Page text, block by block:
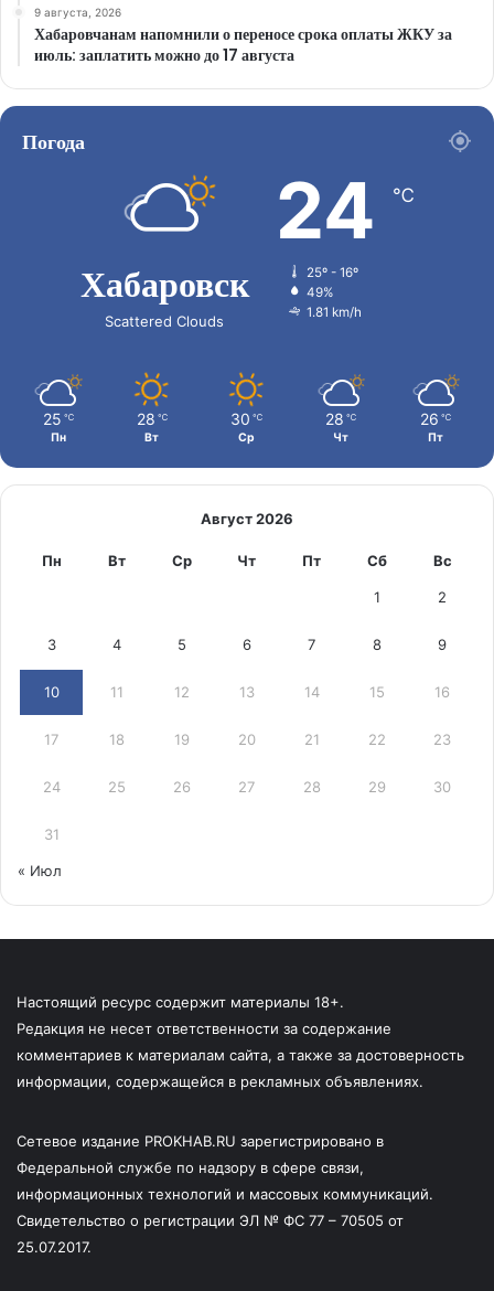
9 августа, 2026
Хабаровчанам напомнили о переносе срока оплаты ЖКУ за
июль: заплатить можно до 17 августа
Погода
Хабаровск
Scattered Clouds
24 ℃
25º - 16º
49%
1.81 km/h
25 ℃
Пн
28 ℃
Вт
30 ℃
Ср
28 ℃
Чт
26 ℃
Пт
Август 2026
Пн Вт Ср Чт Пт Сб Вс
1 2
3 4 5 6 7 8 9
10 11 12 13 14 15 16
17 18 19 20 21 22 23
24 25 26 27 28 29 30
31
« Июл
Настоящий ресурс содержит материалы 18+.
Редакция не несет ответственности за содержание
комментариев к материалам сайта, а также за достоверность
информации, содержащейся в рекламных объявлениях.
Сетевое издание PROKHAB.RU зарегистрировано в
Федеральной службе по надзору в сфере связи,
информационных технологий и массовых коммуникаций.
Свидетельство о регистрации ЭЛ № ФС 77 – 70505 от
25.07.2017.